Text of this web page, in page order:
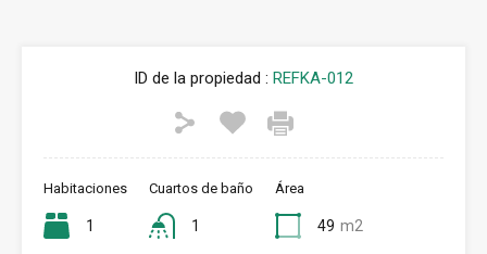
ID de la propiedad : REFKA-012
Habitaciones
1
Cuartos de baño
1
Área
49 m2